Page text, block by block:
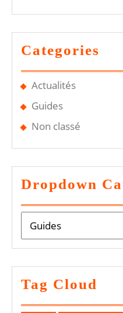
Categories
Actualités
Guides
Non classé
Dropdown
Tag Cloud